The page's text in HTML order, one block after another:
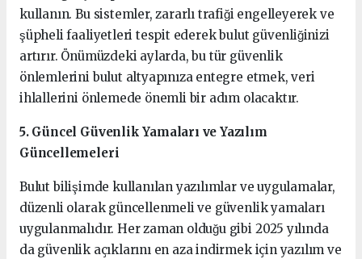
kullanın. Bu sistemler, zararlı trafiği engelleyerek ve
şüpheli faaliyetleri tespit ederek bulut güvenliğinizi
artırır. Önümüzdeki aylarda, bu tür güvenlik
önlemlerini bulut altyapınıza entegre etmek, veri
ihlallerini önlemede önemli bir adım olacaktır.
5. Güncel Güvenlik Yamaları ve Yazılım
Güncellemeleri
Bulut bilişimde kullanılan yazılımlar ve uygulamalar,
düzenli olarak güncellenmeli ve güvenlik yamaları
uygulanmalıdır. Her zaman olduğu gibi 2025 yılında
da güvenlik açıklarını en aza indirmek için yazılım ve